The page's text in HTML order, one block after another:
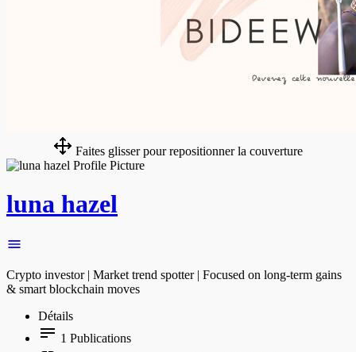
Faites glisser pour repositionner la couverture
luna hazel
Crypto investor | Market trend spotter | Focused on long-term gains
& smart blockchain moves
Détails
1 Publications